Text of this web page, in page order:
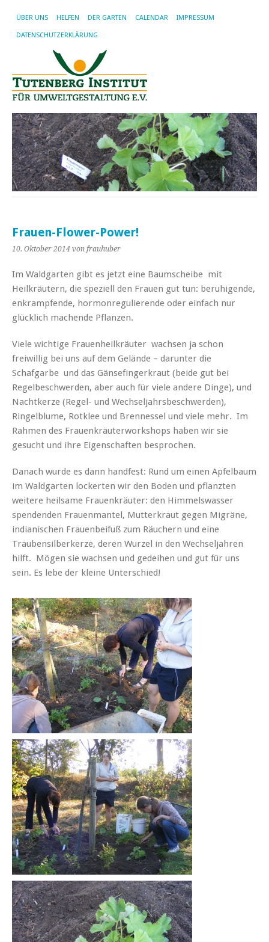
ÜBER UNS HELFEN DER GARTEN CALENDAR IMPRESSUM
DATENSCHUTZERKLÄRUNG
Frauen-Flower-Power!
10. Oktober 2014 von frauhuber
Im Waldgarten gibt es jetzt eine Baumscheibe mit
Heilkräutern, die speziell den Frauen gut tun: beruhigende,
enkrampfende, hormonregulierende oder einfach nur
glücklich machende Pflanzen.
Viele wichtige Frauenheilkräuter wachsen ja schon
freiwillig bei uns auf dem Gelände – darunter die
Schafgarbe und das Gänsefingerkraut (beide gut bei
Regelbeschwerden, aber auch für viele andere Dinge), und
Nachtkerze (Regel- und Wechseljahrsbeschwerden),
Ringelblume, Rotklee und Brennessel und viele mehr. Im
Rahmen des Frauenkräuterworkshops haben wir sie
gesucht und ihre Eigenschaften besprochen.
Danach wurde es dann handfest: Rund um einen Apfelbaum
im Waldgarten lockerten wir den Boden und pflanzten
weitere heilsame Frauenkräuter: den Himmelswasser
spendenden Frauenmantel, Mutterkraut gegen Migräne,
indianischen Frauenbeifuß zum Räuchern und eine
Traubensilberkerze, deren Wurzel in den Wechseljahren
hilft. Mögen sie wachsen und gedeihen und gut für uns
sein. Es lebe der kleine Unterschied!